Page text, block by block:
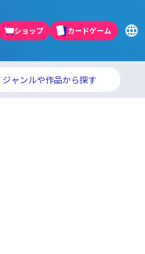
ショップ カードゲーム
ジャンルや作品から探す